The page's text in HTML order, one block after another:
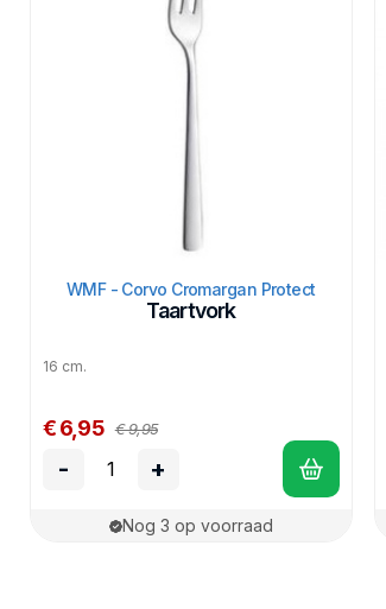
WMF - Corvo Cromargan Protect
Taartvork
16 cm.
€ 6,95 € 9,95
- +
Nog 3 op voorraad